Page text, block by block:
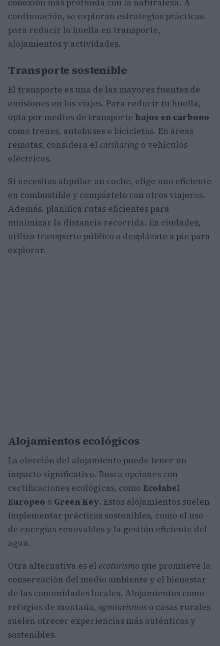
conexión más profunda con la naturaleza. A
continuación, se exploran estrategias prácticas
para reducir la huella en transporte,
alojamientos y actividades.
Transporte sostenible
El transporte es una de las mayores fuentes de
emisiones en los viajes. Para reducir tu huella,
opta por medios de transporte bajos en carbono
como trenes, autobuses o bicicletas. En áreas
remotas, considera el carsharing o vehículos
eléctricos.
Si necesitas alquilar un coche, elige uno eficiente
en combustible y compártelo con otros viajeros.
Además, planifica rutas eficientes para
minimizar la distancia recorrida. En ciudades,
utiliza transporte público o desplázate a pie para
explorar.
Alojamientos ecológicos
La elección del alojamiento puede tener un
impacto significativo. Busca opciones con
certificaciones ecológicas, como Ecolabel
Europeo o Green Key. Estos alojamientos suelen
implementar prácticas sostenibles, como el uso
de energías renovables y la gestión eficiente del
agua.
Otra alternativa es el ecoturismo que promueve la
conservación del medio ambiente y el bienestar
de las comunidades locales. Alojamientos como
refugios de montaña, agroturismos o casas rurales
suelen ofrecer experiencias más auténticas y
sostenibles.